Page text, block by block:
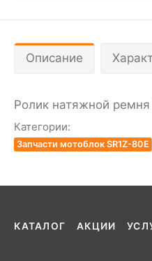
Описание
Ролик натяжной ремня
Категории:
Запчасти мотоблок SR1Z-80E
КАТАЛОГ АКЦИИ